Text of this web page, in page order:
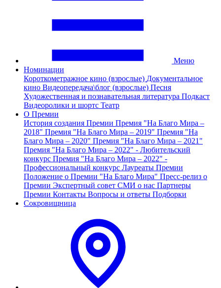
Меню
Номинации
Короткометражное кино (взрослые) Документальное
кино Видеопередача\блог (взрослые) Песня
Художественная и познавательная литература Подкаст
Видеоролики и шортс Театр
О Премии
История создания Премии Премия "На Благо Мира –
2018" Премия "На Благо Мира – 2019" Премия "На
Благо Мира – 2020" Премия "На Благо Мира – 2021"
Премия "На Благо Мира – 2022" - Любительский
конкурс Премия "На Благо Мира – 2022" -
Профессиональный конкурс Лауреаты Премии
Положение о Премии "На Благо Мира" Пресс-релиз о
Премии Экспертный совет СМИ о нас Партнеры
Премии Контакты Вопросы и ответы Подборки
Сокровищница